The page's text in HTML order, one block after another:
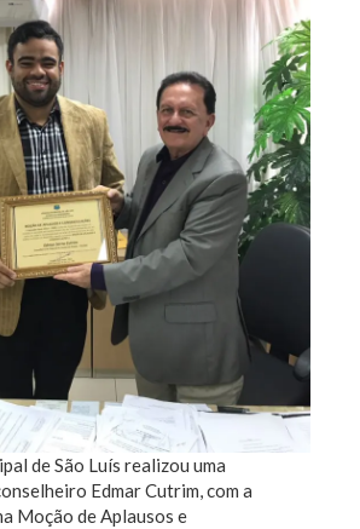
de São Luís realizou uma
Edmar Cutrim, com a
Moção de Aplausos e